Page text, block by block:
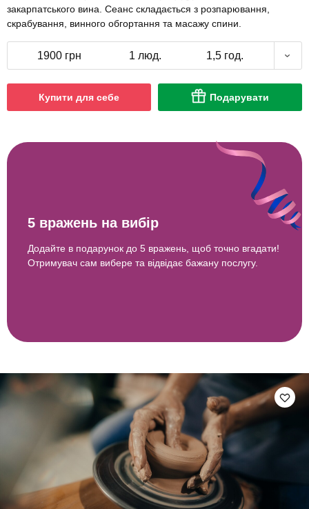
закарпатського вина. Сеанс складається з розпарювання,
скрабування, винного обгортання та масажу спини.
1900 грн 1 люд. 1,5 год.
Купити для себе Подарувати
5 вражень на вибір
Додайте в подарунок до 5 вражень, щоб точно вгадати!
Отримувач сам вибере та відвідає бажану послугу.